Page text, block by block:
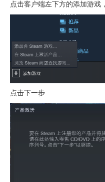
点击客户端左下方的添加游戏
点击下一步